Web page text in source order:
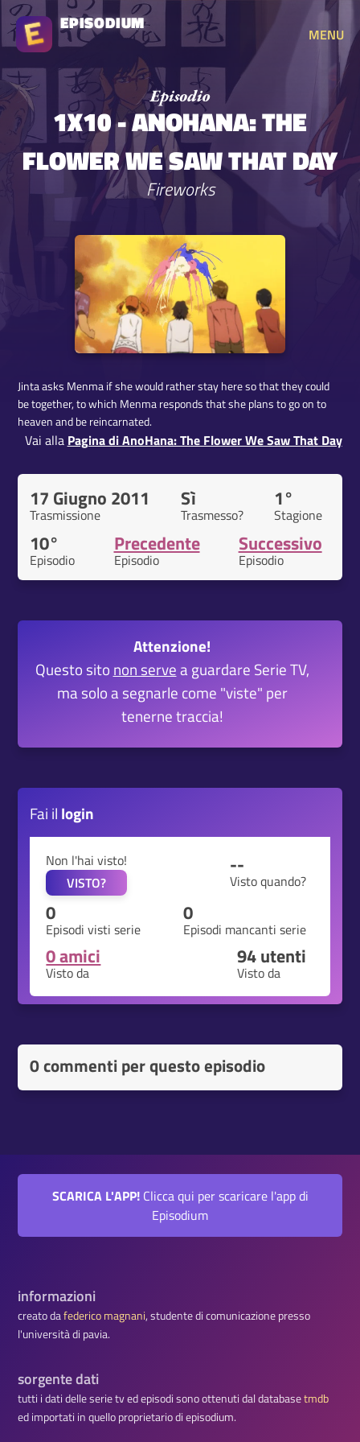
EPISODIUM
MENU
1X10 - ANOHANA: THE
FLOWER WE SAW THAT DAY
Fireworks
Jinta asks Menma if she would rather stay here so that they could
be together, to which Menma responds that she plans to go on to
heaven and be reincarnated.
Vai alla Pagina di AnoHana: The Flower We Saw That Day
17 Giugno 2011
Trasmissione
Sì
Trasmesso?
1°
Stagione
10°
Episodio
Precedente
Episodio
Successivo
Episodio
Attenzione!
Questo sito non servea guardare Serie TV,
ma solo a segnarle come "viste" per
tenerne traccia!
Fai il login
Non l'hai visto!
VISTO?
--
Visto quando?
0
Episodi visti serie
0
Episodi mancanti serie
0 amici
Visto da
94utenti
Visto da
0 commenti per questo episodio
SCARICA L'APP!Clicca qui per scaricare l'app di
Episodium
informazioni
creato dafederico magnani, studente di comunicazione presso
l'università di pavia.
sorgente dati
tutti i dati delle serie tv ed episodi sono ottenuti dal databasetmdb
ed importati in quello proprietario di episodium.